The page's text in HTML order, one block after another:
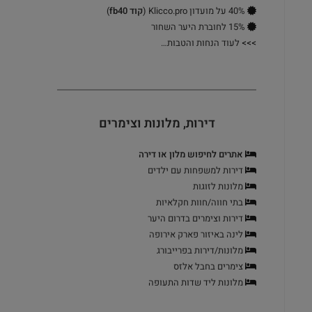
40% על מועדון Klicco.pro (
קוד fb40
)
15% לחוברת היער השחור
>>> לעוד הנחות והטבות…
דירות, מלונות וצימרים
אתרים לחיפוש מלון או דירה
דירות למשפחות עם ילדים
מלונות לזוגות
בתי חווה/חוות חקלאיות
דירות וצימרים בדרום היער
לינה באיזור פארק אירופה
מלונות/דירות בפרייבורג
צימרים בחבל אלזס
מלונות ליד שדות התעופה